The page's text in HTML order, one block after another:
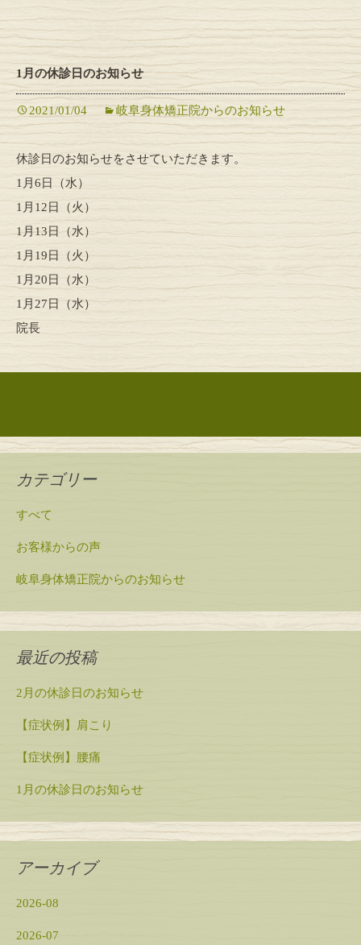
1月の休診日のお知らせ
2021/01/04 岐阜身体矯正院からのお知らせ
休診日のお知らせをさせていただきます。
1月6日（水）
1月12日（火）
1月13日（水）
1月19日（火）
1月20日（水）
1月27日（水）
院長
カテゴリー
すべて
お客様からの声
岐阜身体矯正院からのお知らせ
最近の投稿
2月の休診日のお知らせ
【症状例】肩こり
【症状例】腰痛
1月の休診日のお知らせ
アーカイブ
2026-08
2026-07